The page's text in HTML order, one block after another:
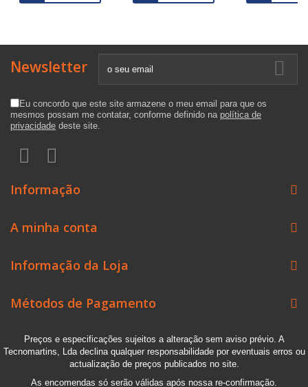
Newsletter
Eu concordo que este site armazene o meu email para que os
mesmos possam me contatar, conforme definido na política de
privacidade deste site.
Informação
A minha conta
Informação da Loja
Métodos de Pagamento
Preços e especificações sujeitos a alteração sem aviso prévio. A
Tecnomartins, Lda declina qualquer responsabilidade por eventuais erros ou
actualização de preços publicados no site.
As encomendas só serão válidas após nossa re-confirmação.